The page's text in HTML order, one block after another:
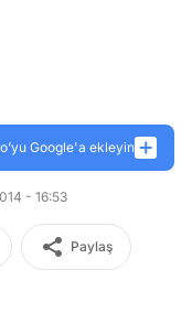
Google'a ekleyin
- 16:53
Paylaş